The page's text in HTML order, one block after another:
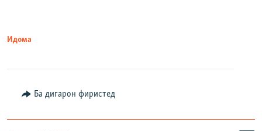
Идома
Ба дигарон фиристед